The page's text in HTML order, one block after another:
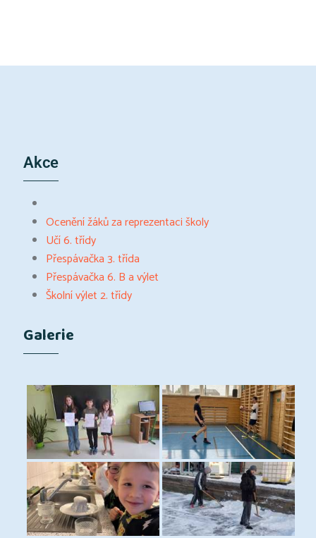
Akce
Ocenění žáků za reprezentaci školy
Učí 6. třídy
Přespávačka 3. třída
Přespávačka 6. B a výlet
Školní výlet 2. třídy
Galerie